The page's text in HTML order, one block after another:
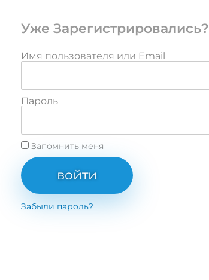
Уже Зарегистрировались?
Имя пользователя или Email
Пароль
Запомнить меня
войти
Забыли пароль?